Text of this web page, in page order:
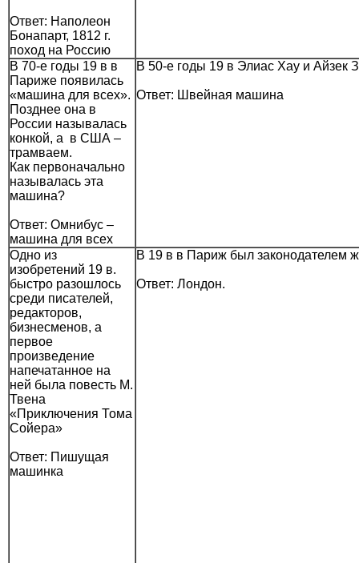
Ответ: Наполеон
Бонапарт, 1812 г.
поход на Россию
В 70-е годы 19 в в
Париже появилась
«машина для всех».
Позднее она в
России называлась
конкой, а в США –
трамваем.
Как первоначально
называлась эта
машина?
Ответ: Омнибус –
машина для всех
В 50-е годы 19 в Элиас Хау и Айзек
Ответ: Швейная машина
Одно из
изобретений 19 в.
быстро разошлось
среди писателей,
редакторов,
бизнесменов, а
первое
произведение
напечатанное на
ней была повесть М.
Твена
«Приключения Тома
Сойера»
Ответ: Пишущая
машинка
В 19 в в Париж был законодателем
Ответ: Лондон.